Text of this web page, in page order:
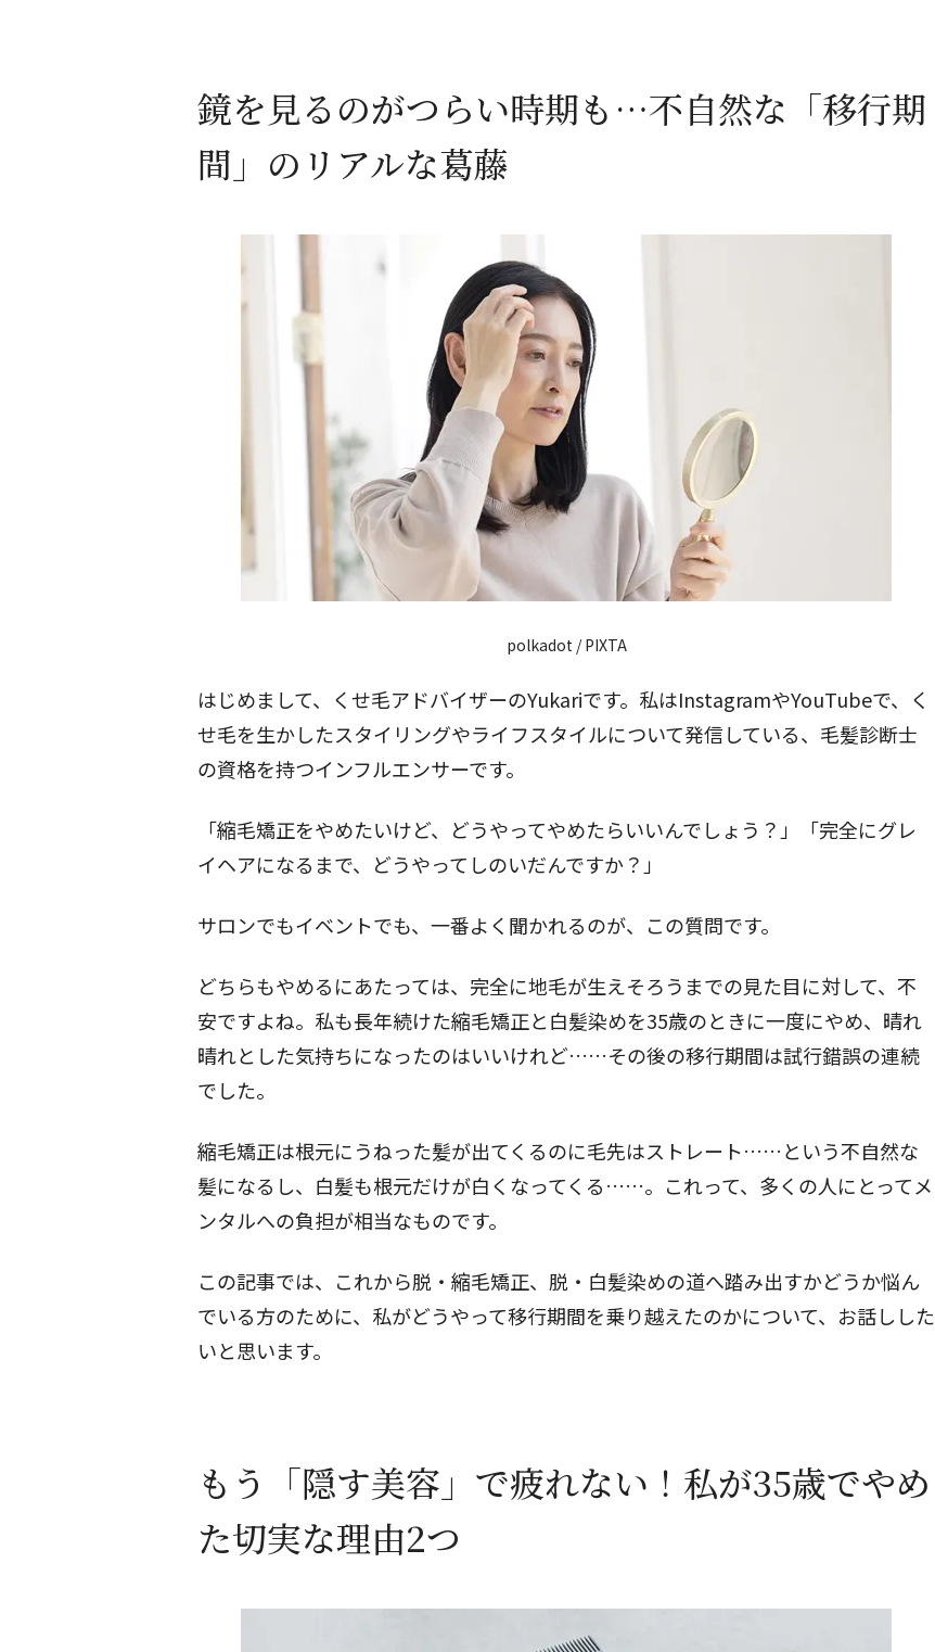
鏡を見るのがつらい時期も…不自然な「移行期
間」のリアルな葛藤
polkadot / PIXTA
はじめまして、くせ毛アドバイザーのYukariです。私はInstagramやYouTubeで、く
せ毛を生かしたスタイリングやライフスタイルについて発信している、毛髪診断士
の資格を持つインフルエンサーです。
「縮毛矯正をやめたいけど、どうやってやめたらいいんでしょう？」「完全にグレ
イヘアになるまで、どうやってしのいだんですか？」
サロンでもイベントでも、一番よく聞かれるのが、この質問です。
どちらもやめるにあたっては、完全に地毛が生えそろうまでの見た目に対して、不
安ですよね。私も長年続けた縮毛矯正と白髪染めを35歳のときに一度にやめ、晴れ
晴れとした気持ちになったのはいいけれど……その後の移行期間は試行錯誤の連続
でした。
縮毛矯正は根元にうねった髪が出てくるのに毛先はストレート……という不自然な
髪になるし、白髪も根元だけが白くなってくる……。これって、多くの人にとってメ
ンタルへの負担が相当なものです。
この記事では、これから脱・縮毛矯正、脱・白髪染めの道へ踏み出すかどうか悩ん
でいる方のために、私がどうやって移行期間を乗り越えたのかについて、お話しした
いと思います。
もう「隠す美容」で疲れない！私が35歳でやめ
た切実な理由2つ